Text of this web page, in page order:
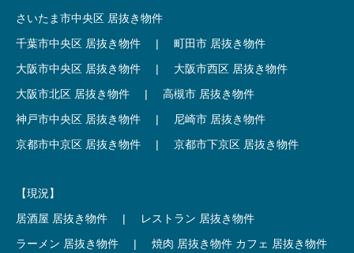
さいたま市中央区 居抜き物件
千葉市中央区 居抜き物件
|
町田市 居抜き物件
大阪市中央区 居抜き物件
|
大阪市西区 居抜き物件
大阪市北区 居抜き物件
|
高槻市 居抜き物件
神戸市中央区 居抜き物件
|
尼崎市 居抜き物件
京都市中京区 居抜き物件
| 京都市下京区 居抜き物件
【現況】
居酒屋 居抜き物件
|
レストラン 居抜き物件
ラーメン 居抜き物件
| 焼肉 居抜き物件 カフェ 居抜き物件